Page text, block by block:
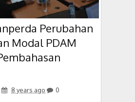
Perubahan
Modal PDAM
8 years ago 0